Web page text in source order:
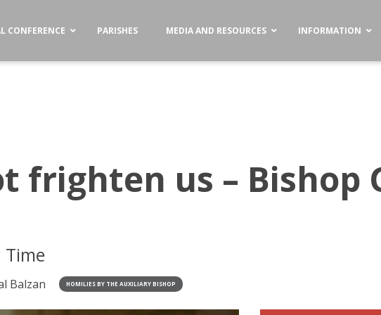
CONFERENCE PARISHES MEDIA AND RESOURCES INFORMATION
frighten us – Bishop
Balzan HOMILIES BY THE AUXILIARY BISHOP